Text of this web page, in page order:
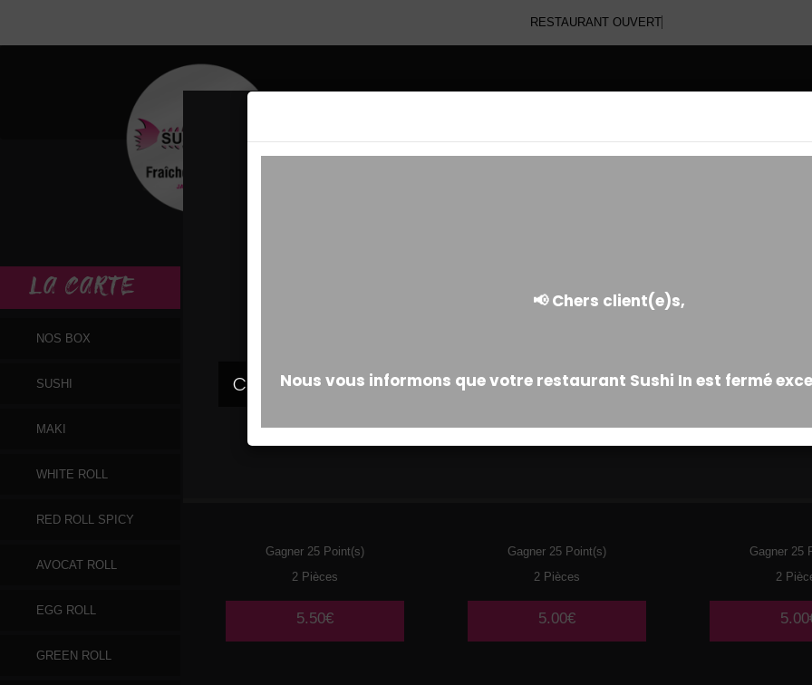
RESTAURANT OUVER
LA CARTE
NOS BOX
SUSHI
MAKI
WHITE ROLL
RED ROLL SPICY
AVOCAT ROLL
EGG ROLL
GREEN ROLL
Gagner 25 Point(s)
2 Pièces
5.50€
Gagner 25 Point(s)
2 Pièces
5.00€
Gagner 25
2